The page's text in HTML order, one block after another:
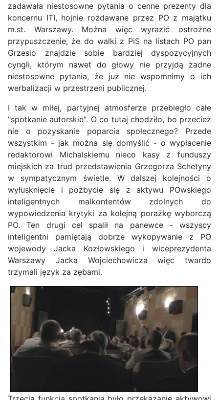
zadawała niestosowne pytania o cenne prezenty dla
koncernu ITI, hojnie rozdawane przez PO z majątku
m.st. Warszawy. Można więc wyrazić ostrożne
przypuszczenie, że do walki z PiS na listach PO pan
Grzesio znajdzie sobie bardziej dyspozycyjnych
cyngli, którym nawet do głowy nie przyjdą żadne
niestosowne pytania, że już nie wspomnimy o ich
werbalizacji w przestrzeni publicznej.
I tak w miłej, partyjnej atmosferze przebiegło całe
"spotkanie autorskie". O co tutaj chodziło, bo przecież
nie o pozyskanie poparcia społecznego? Przede
wszystkim - jak można się domyślić - o wypłacenie
redaktorowi Michalskiemu nieco kasy z funduszy
miejskich za trud przedstawienia Grzegorza Schetyny
w sympatycznym świetle. W dalszej kolejności o
wyłusknięcie i pozbycie się z aktywu POwskiego
inteligentnych malkontentów zdolnych do
wypowiedzenia krytyki za kolejną porażkę wyborczą
PO. Ten drugi cel spalił na panewce - wszyscy
inteligentni pamiętają dobrze wykopywanie z PO
wojewody Jacka Kozłowskiego i wiceprezydenta
Warszawy Jacka Wojciechowicza więc twardo
trzymali język za zębami.